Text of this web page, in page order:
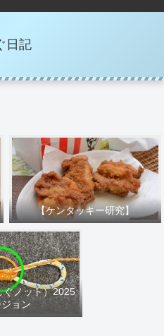
日記
【ケンタッキー研究】
ぐノット）2025
ョン